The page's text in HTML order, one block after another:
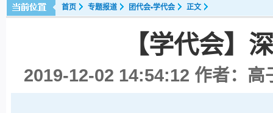
首页 专题报道 团代会•学代会 正文
【学代会】
2019-12-02 14:54:12 作者：高